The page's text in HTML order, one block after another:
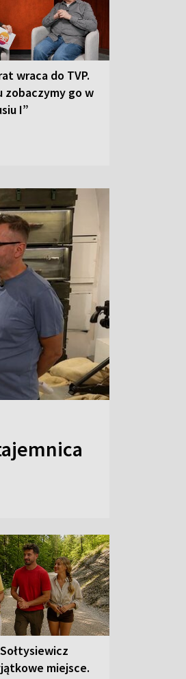
wraca do TVP.
zobaczymy go w
I”
miejsce.